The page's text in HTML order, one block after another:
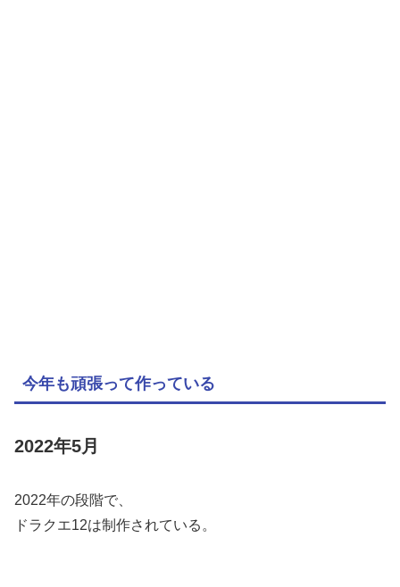
今年も頑張って作っている
2022年5月
2022年の段階で、
ドラクエ12は制作されている。